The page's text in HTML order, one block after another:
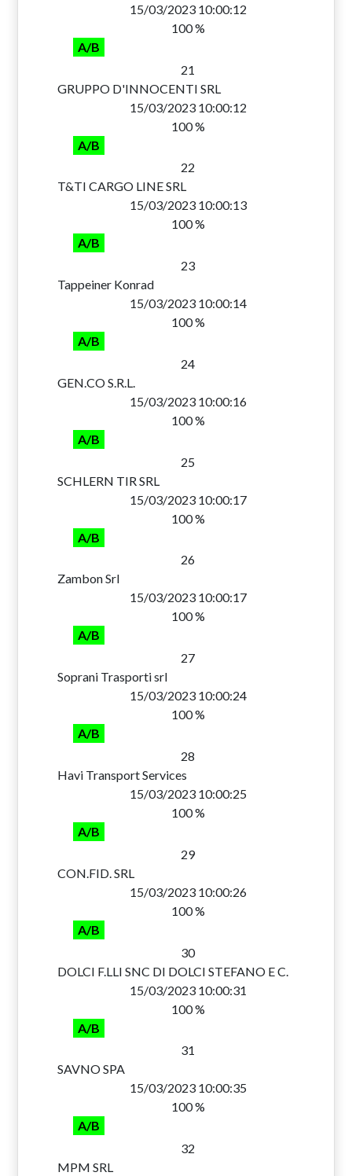
15/03/2023 10:00:12
100 %
A/B
21
GRUPPO D'INNOCENTI SRL
15/03/2023 10:00:12
100 %
A/B
22
T&TI CARGO LINE SRL
15/03/2023 10:00:13
100 %
A/B
23
Tappeiner Konrad
15/03/2023 10:00:14
100 %
A/B
24
GEN.CO S.R.L.
15/03/2023 10:00:16
100 %
A/B
25
SCHLERN TIR SRL
15/03/2023 10:00:17
100 %
A/B
26
Zambon Srl
15/03/2023 10:00:17
100 %
A/B
27
Soprani Trasporti srl
15/03/2023 10:00:24
100 %
A/B
28
Havi Transport Services
15/03/2023 10:00:25
100 %
A/B
29
CON.FID. SRL
15/03/2023 10:00:26
100 %
A/B
30
DOLCI F.LLI SNC DI DOLCI STEFANO E C.
15/03/2023 10:00:31
100 %
A/B
31
SAVNO SPA
15/03/2023 10:00:35
100 %
A/B
32
MPM SRL